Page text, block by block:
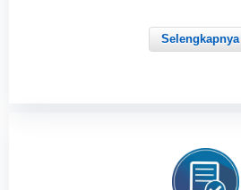
Selengkapnya